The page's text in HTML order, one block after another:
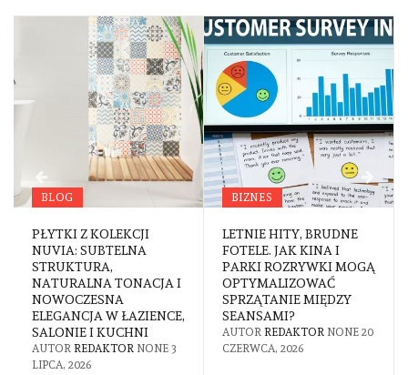
BIZNES
LETNIE HITY, BRUDNE
FOTELE. JAK KINA I
PARKI ROZRYWKI MOGĄ
OPTYMALIZOWAĆ
SPRZĄTANIE MIĘDZY
SEANSAMI?
AUTOR REDAKTORNONE
CZERWCA, 2026
MOTORYZACJA
STRATEGICZNE
CENTRUM NAPRAW W
SERCU KRAJU.
DLACZEGO STOLICA
RATUJE POTĘŻNE FLOTY
TSL?
AUTOR REDAKTOR NONE 13
CZERWCA, 2026